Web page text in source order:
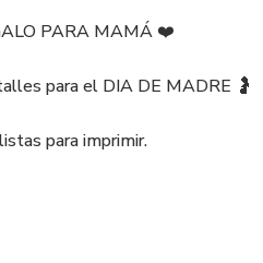
PARA MAMÁ ❤️
para el DIA DE MADRE 🤰
para imprimir.